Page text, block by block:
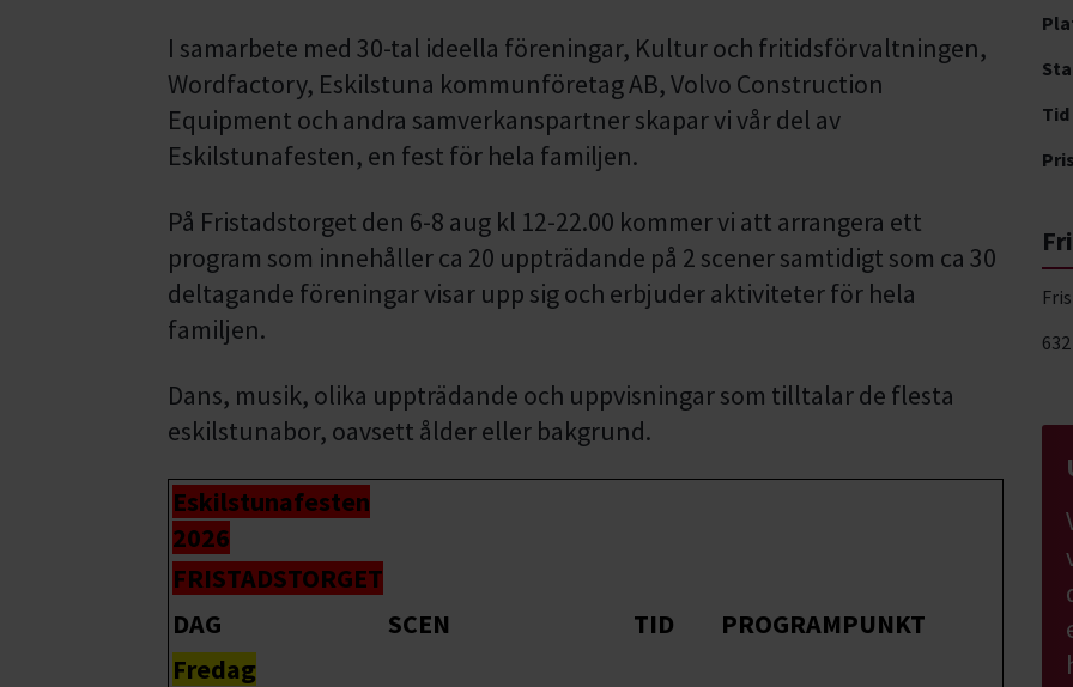
I samarbete med 30-tal ideella föreningar, Kultur och fritidsförvaltningen,
Wordfactory, Eskilstuna kommunföretag AB, Volvo Construction
Equipment och andra samverkanspartner skapar vi vår del av
Eskilstunafesten, en fest för hela familjen.
På Fristadstorget den 6-8 aug kl 12-22.00 kommer vi att arrangera ett
program som innehåller ca 20 uppträdande på 2 scener samtidigt som ca 30
deltagande föreningar visar upp sig och erbjuder aktiviteter för hela
familjen.
Dans, musik, olika uppträdande och uppvisningar som tilltalar de flesta
eskilstunabor, oavsett ålder eller bakgrund.
Eskilstunafesten
2026
FRISTADSTORGET
DAG
SCEN TID
PROGRAMPUNKT
Fredag
Tid
Pris